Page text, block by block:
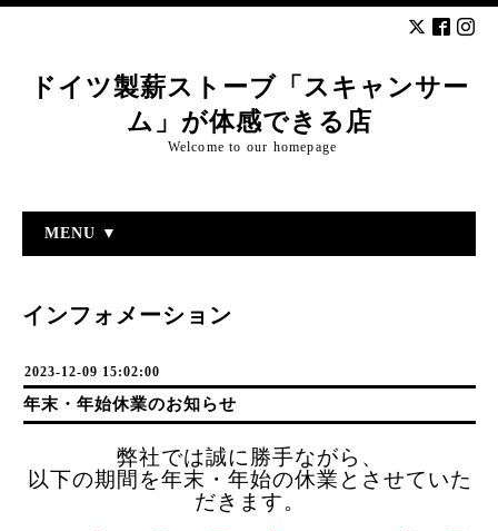
ドイツ製薪ストーブ「スキャンサー
ム」が体感できる店
Welcome to our homepage
MENU ▼
インフォメーション
2023-12-09 15:02:00
年末・年始休業のお知らせ
弊社では誠に勝手ながら、
以下の期間を年末・年始の休業とさせていた
だきます。